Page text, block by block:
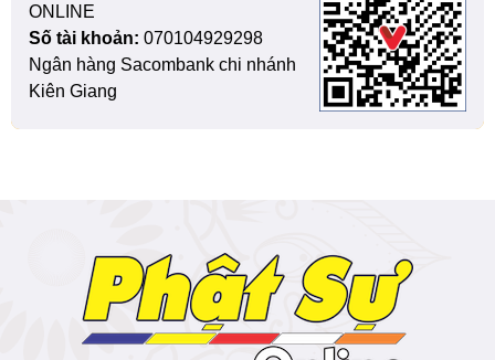
ONLINE
Số tài khoản: 070104929298
Ngân hàng Sacombank chi nhánh
Kiên Giang